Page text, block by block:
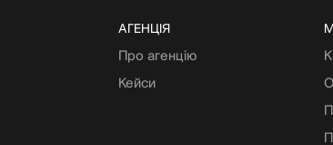
АГЕНЦІЯ
Про агенцію
Кейси